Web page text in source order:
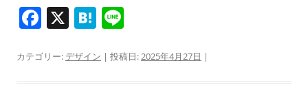
F
c
X H
e e
カテゴリー: デザイン | 投稿日:2025年4月27日 |